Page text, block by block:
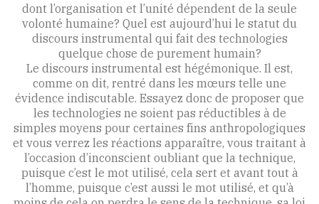
dont l’organisation et l’unité dépendent de la seule
volonté humaine? Quel est aujourd’hui le statut du
discours instrumental qui fait des technologies
quelque chose de purement humain?
Le discours instrumental est hégémonique. Il est,
comme on dit, rentré dans les mœurs telle une
évidence indiscutable. Essayez donc de proposer que
les technologies ne soient pas réductibles à de
simples moyens pour certaines fins anthropologiques
et vous verrez les réactions apparaître, vous traitant à
l’occasion d’inconscient oubliant que la technique,
puisque c’est le mot utilisé, cela sert et avant tout à
l’homme, puisque c’est aussi le mot utilisé, et qu’à